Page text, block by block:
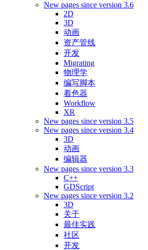
New pages since version 3.6
2D
3D
动画
资产管线
开发
Migrating
物理学
编写脚本
着色器
Workflow
XR
New pages since version 3.5
New pages since version 3.4
3D
动画
编辑器
New pages since version 3.3
C++
GDScript
New pages since version 3.2
3D
关于
最佳实践
社区
开发